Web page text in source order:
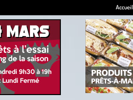
Accueil